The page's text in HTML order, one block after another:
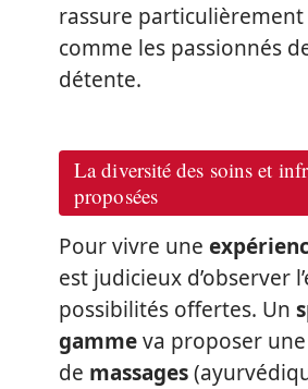
rassure particulièrement
comme les passionnés
détente.
La diversité des soins et
proposées
Pour vivre une
est judicieux d’observer
possibilités offertes. Un
gammeva proposer
de massages